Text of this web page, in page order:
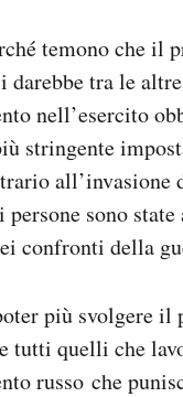
temono che il
tra le
nell’esercito
stringente
sono state
confronti della
più svolgere il
e tutti quelli che
russo che